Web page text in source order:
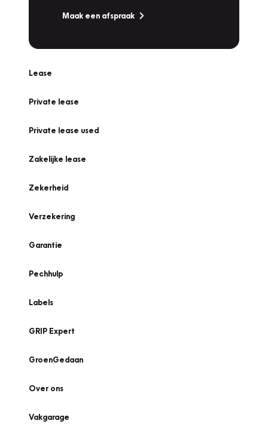
Maak een afspraak
Lease
Private lease
Private lease used
Zakelijke lease
Zekerheid
Verzekering
Garantie
Pechhulp
Labels
GRIP Expert
GroenGedaan
Over ons
Vakgarage